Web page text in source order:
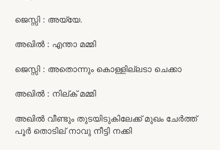
ജെസ്സി : അയ്യേ.
അഖിൽ : എന്താ മമ്മി
ജെസ്സി : അതൊന്നും കൊള്ളില്ലടാ ചെക്കാ
അഖിൽ : നില്ക് മമ്മി
അഖിൽ വീണ്ടും തുടയിടുകിലേക്ക് മുഖം ചേർത്ത്
പൂർ തൊടില് നാവു നീട്ടി നക്കി